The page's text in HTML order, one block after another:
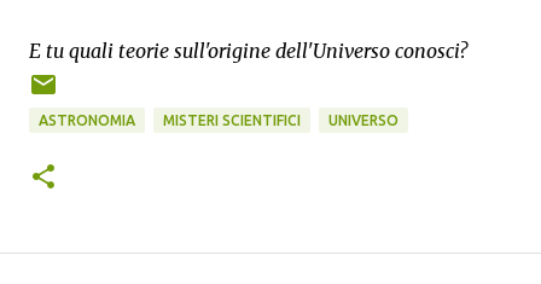
E tu quali teorie sull'origine dell'Universo conosci?
ASTRONOMIA MISTERI SCIENTIFICI UNIVERSO